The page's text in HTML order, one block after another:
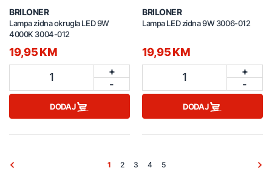
BRILONER
Lampa zidna okrugla LED 9W
4000K 3004-012
19,95 KM
1
+
-
DODAJ
BRILONER
Lampa LED zidna 9W 3006-012
19,95 KM
1
+
-
DODAJ
1 2 3 4 5